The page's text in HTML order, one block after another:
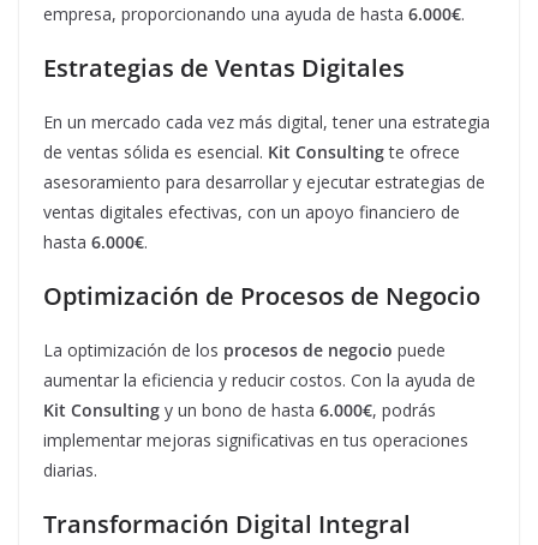
empresa, proporcionando una ayuda de hasta 6.000€.
Estrategias de Ventas Digitales
En un mercado cada vez más digital, tener una estrategia
de ventas sólida es esencial. Kit Consultingte ofrece
asesoramiento para desarrollar y ejecutar estrategias de
ventas digitales efectivas, con un apoyo financiero de
hasta 6.000€.
Optimización de Procesos de Negocio
La optimización de los procesos de negocio puede
aumentar la eficiencia y reducir costos. Con la ayuda de
Kit Consulting y un bono de hasta 6.000€, podrás
implementar mejoras significativas en tus operaciones
diarias.
Transformación Digital Integral